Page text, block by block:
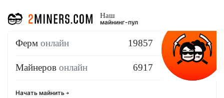
Наш
майнинг-пул
Ферм онлайн 19857
Майнеров онлайн 6917
Начать майнить